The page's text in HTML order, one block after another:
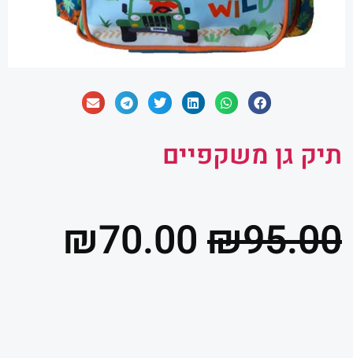
תיק גן משקפיים
₪95.00
המחיר₪70.00